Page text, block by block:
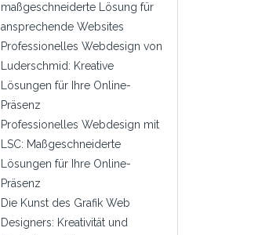
maßgeschneiderte Lösung für
ansprechende Websites
Professionelles Webdesign von
Luderschmid: Kreative
Lösungen für Ihre Online-
Präsenz
Professionelles Webdesign mit
LSC: Maßgeschneiderte
Lösungen für Ihre Online-
Präsenz
Die Kunst des Grafik Web
Designers: Kreativität und